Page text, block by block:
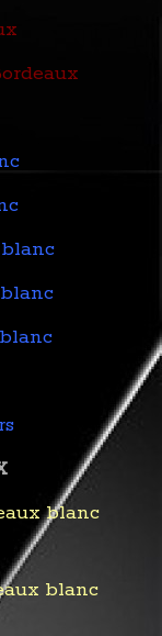
blanc
blanc